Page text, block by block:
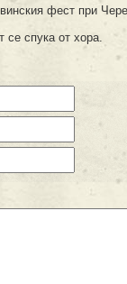
фест при
се спука от хора.